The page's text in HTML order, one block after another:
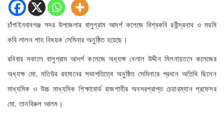
চাঁপাইনবাবগঞ্জ সদর উপজেলার বালুগ্রাম আদর্শ কলেজে বিশ্বকবি রবীন্দ্রনাথ ও মরমি
কবি লালন শাহ বিষয়ক সেমিনার অনুষ্ঠিত হয়েছে।
রবিবার সকালে বালুগ্রাম আদর্শ কলেজে অধ্যক্ষ বেলাল উদ্দীন মিলনায়তনে কলেজের
অধ্যক্ষ মো. মতিউর রহমানের সভাপতিত্বে অনুষ্ঠিত সেমিনারে প্রধান অতিথি ছিলেন
মাধ্যমিক ও উচ্চ মাধ্যমিক শিক্ষাবোর্ড রাজশাহীর অবসরপ্রাপ্ত চেয়ারম্যান প্রফেসর
মো. তানবিরুল আলম ।